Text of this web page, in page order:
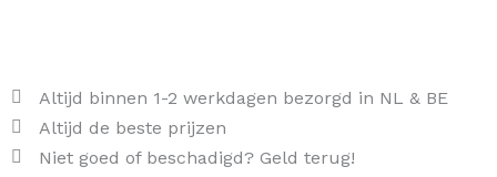
Altijd binnen 1-2 werkdagen bezorgd in NL & BE
Altijd de beste prijzen
Niet goed of beschadigd? Geld terug!